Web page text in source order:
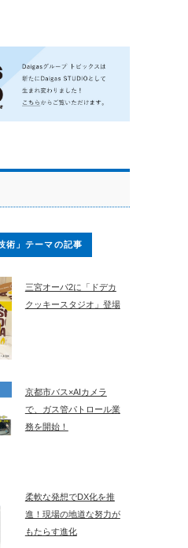
術」テーマの記事
三宮オーパ2に「ドデカ
クッキースタジオ」登場
京都市バス×AIカメラ
で、ガス管パトロール業
務を開始！
柔軟な発想でDX化を推
進！現場の地道な努力が
もたらす進化